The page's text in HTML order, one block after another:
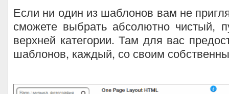
Если ни один из шаблонов вам не
сможете выбрать абсолютно чистый,
верхней категории. Там для вас
шаблонов, каждый, со своим